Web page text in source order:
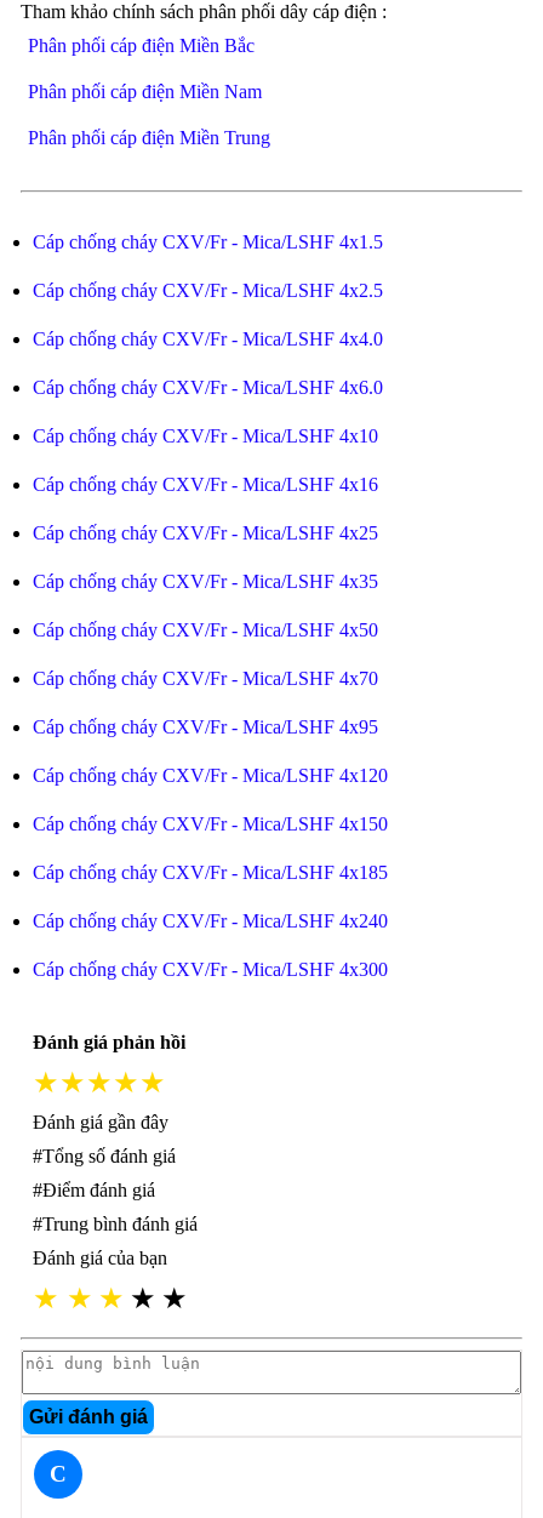
Tham khảo chính sách phân phối dây cáp điện :
Phân phối cáp điện Miền Bắc
Phân phối cáp điện Miền Nam
Phân phối cáp điện Miền Trung
Cáp chống cháy CXV/Fr - Mica/LSHF 4x1.5
Cáp chống cháy CXV/Fr - Mica/LSHF 4x2.5
Cáp chống cháy CXV/Fr - Mica/LSHF 4x4.0
Cáp chống cháy CXV/Fr - Mica/LSHF 4x6.0
Cáp chống cháy CXV/Fr - Mica/LSHF 4x10
Cáp chống cháy CXV/Fr - Mica/LSHF 4x16
Cáp chống cháy CXV/Fr - Mica/LSHF 4x25
Cáp chống cháy CXV/Fr - Mica/LSHF 4x35
Cáp chống cháy CXV/Fr - Mica/LSHF 4x50
Cáp chống cháy CXV/Fr - Mica/LSHF 4x70
Cáp chống cháy CXV/Fr - Mica/LSHF 4x95
Cáp chống cháy CXV/Fr - Mica/LSHF 4x120
Cáp chống cháy CXV/Fr - Mica/LSHF 4x150
Cáp chống cháy CXV/Fr - Mica/LSHF 4x185
Cáp chống cháy CXV/Fr - Mica/LSHF 4x240
Cáp chống cháy CXV/Fr - Mica/LSHF 4x300
Đánh giá phản hồi
★★★★★
Đánh giá gần đây
#Tổng số đánh giá
#Điểm đánh giá
#Trung bình đánh giá
Đánh giá của bạn
★ ★ ★ ★ ★
Gửi đánh giá
C